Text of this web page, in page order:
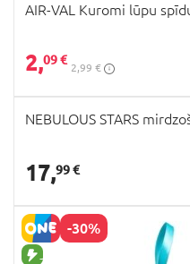
AIR-VAL Kuromi lūpu
2,09 €
2,99 €
NEBULOUS STARS
17,99 €
-30%
JAUNA PRECE